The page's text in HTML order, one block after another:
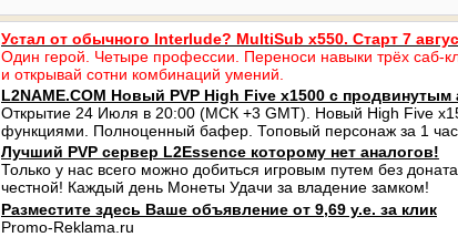
Устал от обычного Interlude? MultiSub x550. Старт 7
Один герой. Четыре профессии. Переноси навыки трёх саб-
и открывай сотни комбинаций умений.
L2NAME.COM Новый PVP High Five x1500 с
Открытие 24 Июля в 20:00 (МСК +3 GMT). Новый High Five
функциями. Полноценный бафер. Топовый персонаж за 1 час.
Лучший PVP сервер L2Essence которому нет аналогов!
Только у нас всего можно добиться игровым путем без
честной! Каждый день Монеты Удачи за владение замком!
Разместите здесь Ваше объявление от 9,69 у.е. за клик
Promo-Reklama.ru